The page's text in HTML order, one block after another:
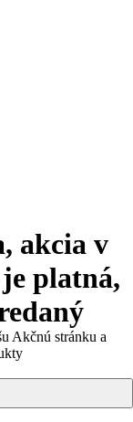
akcia v
platná,
Akčnú stránku a